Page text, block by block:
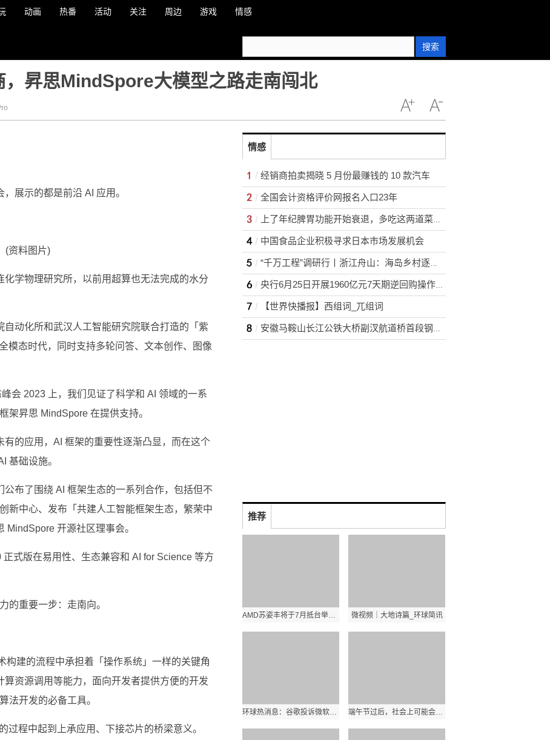
动画 热番 活动 关注 周边 游戏 情感
搜索
，昇思MindSpore大模型之路走南闯北
展示的都是前沿 AI 应用。
(资料图片)
学物理研究所，以前用超算也无法完成的水分
动化所和武汉人工智能研究院联合打造的「紫
模态时代，同时支持多轮问答、文本创作、图像
会 2023 上，我们见证了科学和 AI 领域的一系
架昇思 MindSpore 在提供支持。
有的应用，AI 框架的重要性逐渐凸显，而在这个
基础设施。
布了围绕 AI 框架生态的一系列合作，包括但不
新中心、发布「共建人工智能框架生态，繁荣中
MindSpore 开源社区理事会。
式版在易用性、生态兼容和 AI for Science 等方
的重要一步：走南向。
构建的流程中承担着「操作系统」一样的关键角
资源调用等能力，面向开发者提供方便的开发
法开发的必备工具。
过程中起到上承应用、下接芯片的桥梁意义。
情感
经销商拍卖揭晓 5 月份最赚钱的 10 款汽车
全国会计资格评价网报名入口23年
上了年纪脾胃功能开始衰退，多吃这两道菜，祛除体内湿气，提高身体免疫力_环球热闻
中国食品企业积极寻求日本市场发展机会
“千万工程”调研行丨浙江舟山：海岛乡村逐浪振兴蓝海
央行6月25日开展1960亿元7天期逆回购操作_世界新要闻
【世界快播报】西组词_兀组词
安徽马鞍山长江公铁大桥副汊航道桥首段钢桁梁吊装 聚焦
推荐
AMD苏姿丰将于7月抵台举办新品发布会、拜访当地供应商 微视频｜大地诗篇_环球简讯
环球热消息：谷歌投诉微软锁定客户 微软将遭到FTC投诉 端午节过后，社会上可能会出现这“四大怪现象”，早看早做准备！